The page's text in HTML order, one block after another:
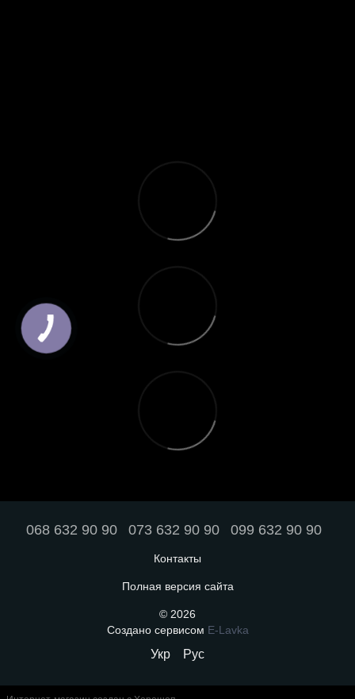
068 632 90 90 073 632 90 90 099 632 90 90
Контакты
Полная версия сайта
© 2026
Создано сервисом E-Lavka
Укр Рус